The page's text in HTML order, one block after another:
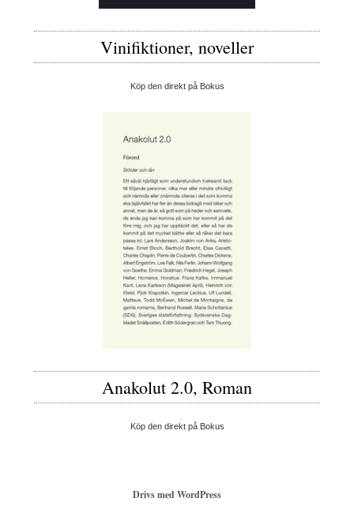
Vinifiktioner, noveller
Köp den direkt på Bokus
Anakolut 2.0, Roman
Köp den direkt på Bokus
Drivs med WordPress